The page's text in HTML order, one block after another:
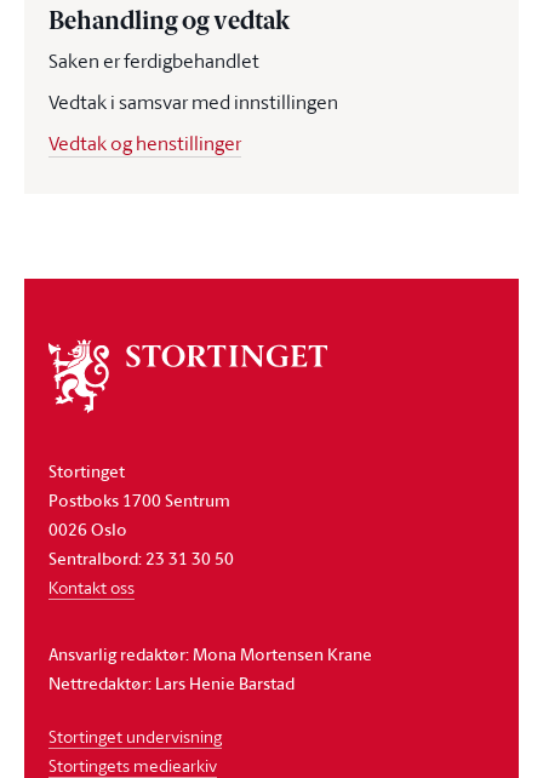
Behandling og vedtak
Saken er ferdigbehandlet
Vedtak i samsvar med innstillingen
Vedtak og henstillinger
Om
stortinget
Stortinget
Postboks 1700 Sentrum
0026 Oslo
Sentralbord: 23 31 30 50
Kontakt oss
Ansvarlig redaktør: Mona Mortensen Krane
Nettredaktør: Lars Henie Barstad
Stortinget undervisning
Stortingets mediearkiv